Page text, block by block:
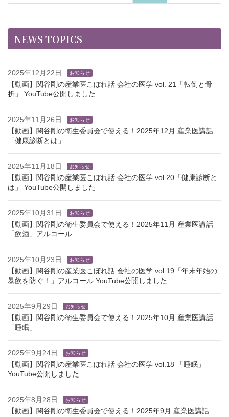
NEWS TOPICS
2025年12月22日 お知らせ
【動画】関谷剛の産業医こぼれ話 会社の医学 vol. 21「転倒と骨
折」 YouTube公開しました
2025年11月26日 お知らせ
【動画】関谷剛の衛生委員会で使える！2025年12月 産業医講話
「健康診断とは」
2025年11月18日 お知らせ
【動画】関谷剛の産業医こぼれ話 会社の医学 vol.20「健康診断と
は」 YouTube公開しました
2025年10月31日 お知らせ
【動画】関谷剛の衛生委員会で使える！2025年11月 産業医講話
「飲酒」アルコール
2025年10月23日 お知らせ
【動画】関谷剛の産業医こぼれ話 会社の医学 vol.19「年末年始の
暴飲を防ぐ！」アルコール YouTube公開しました
2025年9月29日 お知らせ
【動画】関谷剛の衛生委員会で使える！2025年10月 産業医講話
「睡眠」
2025年9月24日 お知らせ
【動画】関谷剛の産業医こぼれ話 会社の医学 vol.18 「睡眠」
YouTube公開しました
2025年8月28日 お知らせ
【動画】関谷剛の衛生委員会で使える！2025年9月 産業医講話